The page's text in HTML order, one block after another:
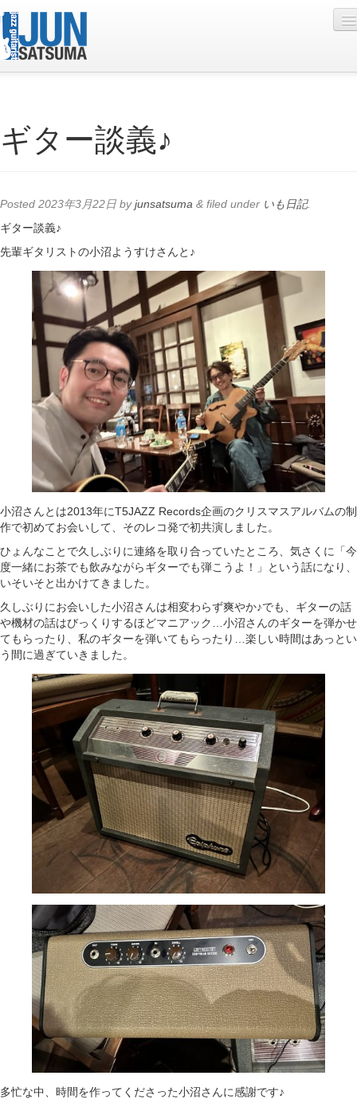
Live Schedule
Photo
Contact
YouTube
Online Lesson
ギター談義♪
Posted 2023年3月22日 byjunsatsuma & filed under いも日記.
ギター談義♪
先輩ギタリストの小沼ようすけさんと♪
小沼さんとは2013年にT5JAZZ Records企画のクリスマスアルバムの制
作で初めてお会いして、そのレコ発で初共演しました。
ひょんなことで久しぶりに連絡を取り合っていたところ、気さくに「今
度一緒にお茶でも飲みながらギターでも弾こうよ！」という話になり、
いそいそと出かけてきました。
久しぶりにお会いした小沼さんは相変わらず爽やか♪でも、ギターの話
や機材の話はびっくりするほどマニアック…小沼さんのギターを弾かせ
てもらったり、私のギターを弾いてもらったり…楽しい時間はあっとい
う間に過ぎていきました。
多忙な中、時間を作ってくださった小沼さんに感謝です♪